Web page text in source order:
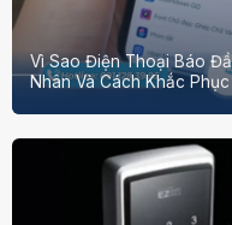
Vì Sao Điện Thoại Báo
Nhân Và Cách Khắc Phục